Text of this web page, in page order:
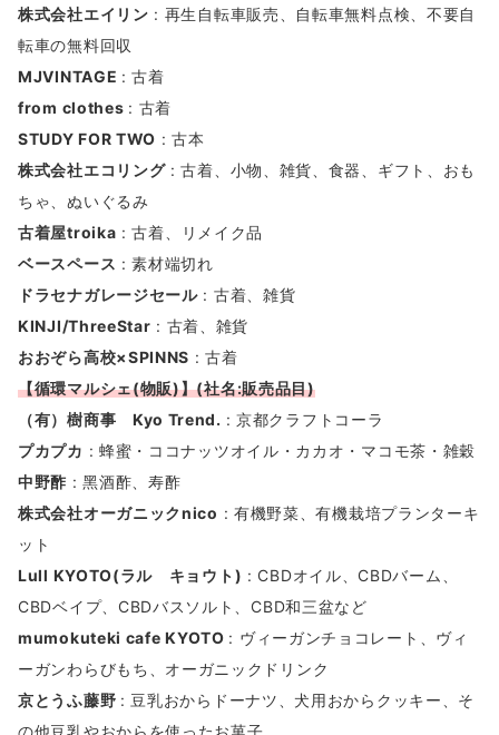
株式会社エイリン : 再生自転車販売、自転車無料点検、不要自
転車の無料回収
MJVINTAGE : 古着
from clothes : 古着
STUDY FOR TWO : 古本
株式会社エコリング: 古着、小物、雑貨、食器、ギフト、おも
ちゃ、ぬいぐるみ
古着屋troika : 古着、リメイク品
ベースペース : 素材端切れ
ドラセナガレージセール: 古着、雑貨
KINJI/ThreeStar : 古着、雑貨
おおぞら高校×SPINNS : 古着
【循環マルシェ(物販)】(社名:販売品目)
（有）樹商事 Kyo Trend. : 京都クラフトコーラ
プカプカ : 蜂蜜・ココナッツオイル・カカオ・マコモ茶・雑穀
中野酢 : ⿊酒酢、寿酢
株式会社オーガニックnico : 有機野菜、有機栽培プランターキ
ット
Lull KYOTO(ラル キョウト) : CBDオイル、CBDバーム、
CBDベイプ、CBDバスソルト、CBD和三盆など
mumokuteki cafe KYOTO : ヴィーガンチョコレート、ヴィ
ーガンわらびもち、オーガニックドリンク
京とうふ藤野 : 豆乳おからドーナツ、犬用おからクッキー、そ
の他豆乳やおからを使ったお菓子